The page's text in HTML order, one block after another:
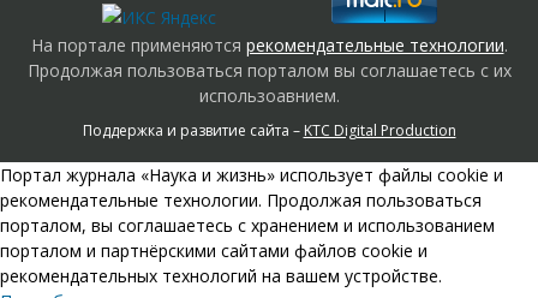
На портале применяются рекомендательные технологии.
Продолжая пользоваться порталом вы соглашаетесь с их
использоавнием.
Поддержка и развитие сайта – KTC Digital Production
Портал журнала «Наука и жизнь» использует файлы cookie и
рекомендательные технологии. Продолжая пользоваться
порталом, вы соглашаетесь с хранением и использованием
порталом и партнёрскими сайтами файлов cookie и
рекомендательных технологий на вашем устройстве.